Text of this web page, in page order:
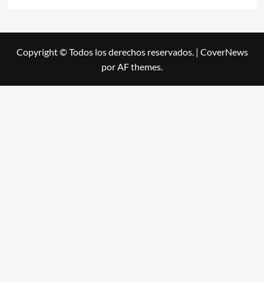
Copyright © Todos los derechos reservados. | CoverNews
por AF themes.